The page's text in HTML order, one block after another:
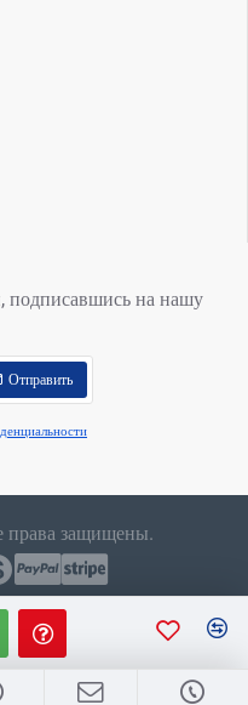
подписавшись на нашу
Отправить
защищены.